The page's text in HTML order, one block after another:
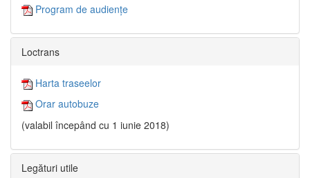
Program de audiențe
Loctrans
Harta traseelor
Orar autobuze
(valabil începând cu 1 iunie 2018)
Legături utile